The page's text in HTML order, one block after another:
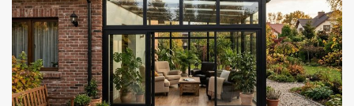
3 min odczytu